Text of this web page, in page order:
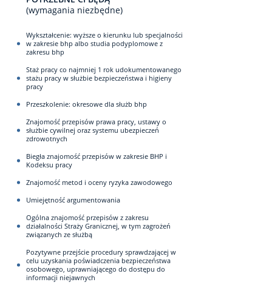
(wymagania niezbędne)
Wykształcenie: wyższe o kierunku lub specjalności
w zakresie bhp albo studia podyplomowe z
zakresu bhp
Staż pracy co najmniej 1 rok udokumentowanego
stażu pracy w służbie bezpieczeństwa i higieny
pracy
Przeszkolenie: okresowe dla służb bhp
Znajomość przepisów prawa pracy, ustawy o
służbie cywilnej oraz systemu ubezpieczeń
zdrowotnych
Biegła znajomość przepisów w zakresie BHP i
Kodeksu pracy
Znajomość metod i oceny ryzyka zawodowego
Umiejętność argumentowania
Ogólna znajomość przepisów z zakresu
działalności Straży Granicznej, w tym zagrożeń
związanych ze służbą
Pozytywne przejście procedury sprawdzającej w
celu uzyskania poświadczenia bezpieczeństwa
osobowego, uprawniającego do dostępu do
informacji niejawnych